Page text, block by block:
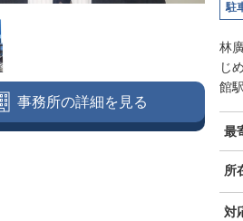
駐
林
じ
館
最
所
対
事務所の詳細を見る